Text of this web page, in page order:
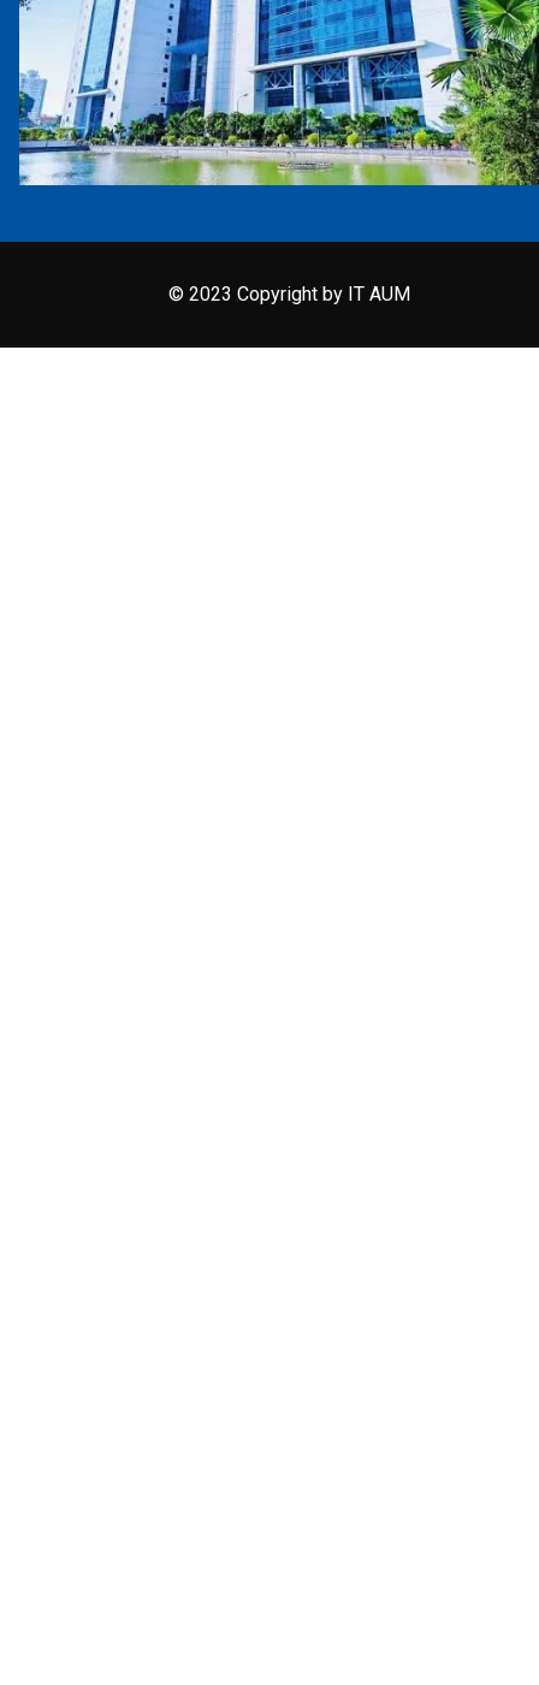
© 2023 Copyright by IT AUM